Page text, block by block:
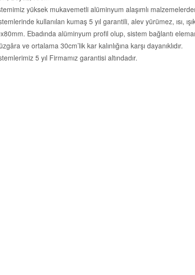
yüksek mukavemetli alüminyum alaşımlı
kullanılan kumaş 5 yıl garantili, alev yürümez, ısı,
Ebadında alüminyum profil olup, sistem bağlantı
ve ortalama 30cm’lik kar kalınlığına karşı dayanıklıdır.
5 yıl Firmamız garantisi altındadır.